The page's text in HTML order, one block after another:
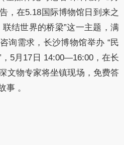
，在5.18国际博物馆日到来之
结世界的桥梁”这一主题，满
询需求，长沙博物馆举办 “民
5月17日 14:00—16:00，在长
文物专家将坐镇现场，免费答
事 。